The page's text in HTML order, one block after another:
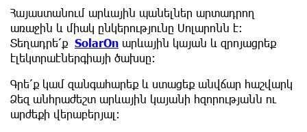
Հայաստանում արևային պանելներ արտադրող
առաջին և միակ ընկերությունը Սոլարոնն է։
Տեղադրե՛ք SolarOn արևային կայան և զրոյացրեք
էլեկտրաէներգիայի ծախսը։
Գրե՛ք կամ զանգահարեք և ստացեք անվճար հաշվարկ
Ձեզ անհրաժեշտ արևային կայանի հզորությանն ու
արժեքի վերաբերյալ։